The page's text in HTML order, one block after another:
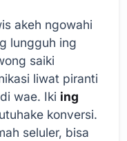
akeh ngowahi
lungguh ing
saiki
liwat piranti
wae. Iki ing
konversi.
seluler, bisa